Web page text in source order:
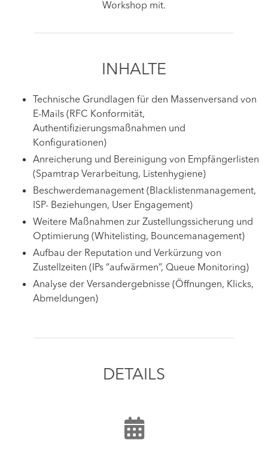
Workshop mit.
INHALTE
Technische Grundlagen für den Massenversand von
E-Mails (RFC Konformität,
Authentifizierungsmaßnahmen und
Konfigurationen)
Anreicherung und Bereinigung von Empfängerlisten
(Spamtrap Verarbeitung, Listenhygiene)
Beschwerdemanagement (Blacklistenmanagement,
ISP- Beziehungen, User Engagement)
Weitere Maßnahmen zur Zustellungssicherung und
Optimierung (Whitelisting, Bouncemanagement)
Aufbau der Reputation und Verkürzung von
Zustellzeiten (IPs “aufwärmen”, Queue Monitoring)
Analyse der Versandergebnisse (Öffnungen, Klicks,
Abmeldungen)
DETAILS